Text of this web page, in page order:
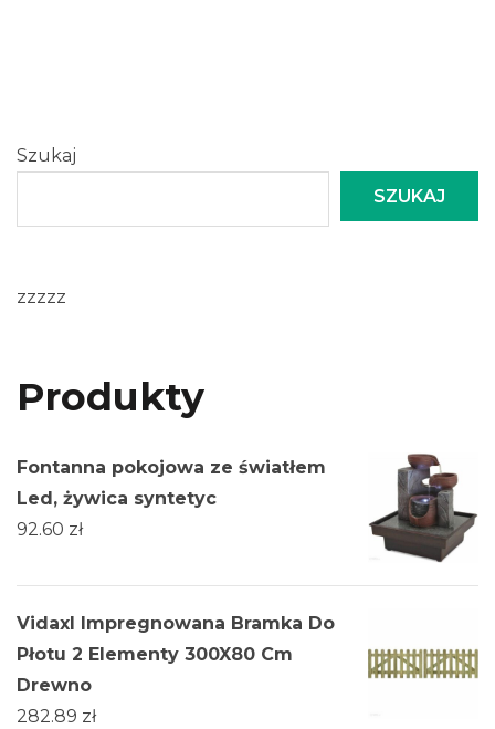
Szukaj
SZUKAJ
zzzzz
Produkty
Fontanna pokojowa ze światłem
Led, żywica syntetyc
92.60 zł
Vidaxl Impregnowana Bramka Do
Płotu 2 Elementy 300X80 Cm
Drewno
282.89 zł